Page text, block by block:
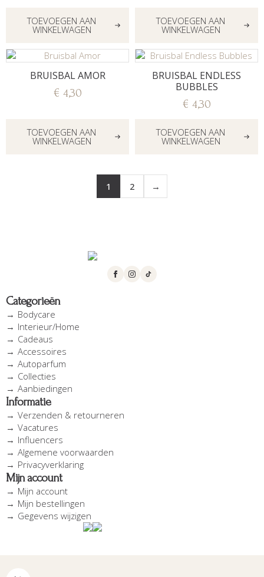
TOEVOEGEN AAN
WINKELWAGEN
TOEVOEGEN AAN
WINKELWAGEN
BRUISBAL AMOR
€ 4,30
TOEVOEGEN AAN
WINKELWAGEN
BRUISBAL ENDLESS
BUBBLES
€ 4,30
TOEVOEGEN AAN
WINKELWAGEN
1 2 →
Categorieën
Bodycare
Interieur/Home
Cadeaus
Accessoires
Autoparfum
Collecties
Aanbiedingen
Informatie
Verzenden & retourneren
Vacatures
Influencers
Algemene voorwaarden
Privacyverklaring
Mijn account
Mijn account
Mijn bestellingen
Gegevens wijzigen